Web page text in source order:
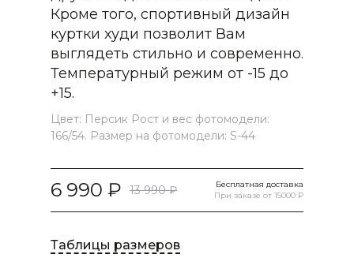
Кроме того, спортивный дизайн
куртки худи позволит Вам
выглядеть стильно и современно.
Температурный режим от -15 до
+15.
Цвет: Персик Рост и вес фотомодели:
166/54. Размер на фотомодели: S-44
6 990 13 990
Бесплатная доставка
При заказе от 15000 ₽
Таблицы размеров